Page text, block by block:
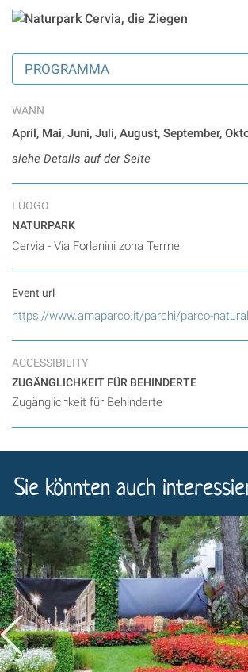
PROGRAMMA
WANN
April, Mai, Juni, Juli, August, September,
siehe Details auf der Seite
LUOGO
NATURPARK
Cervia - Via Forlanini zona Terme
Event url
https://www.amaparco.it/parchi/parco-
ACCESSIBILITY
ZUGÄNGLICHKEIT FÜR BEHINDERTE
Zugänglichkeit für Behinderte
Sie könnten auch